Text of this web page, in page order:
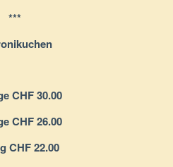
***
CHF 30.00
CHF 26.00
CHF 22.00